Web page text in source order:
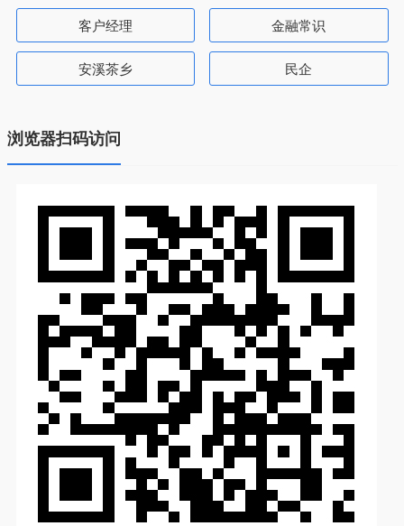
客户经理 金融常识
安溪茶乡 民企
浏览器扫码访问